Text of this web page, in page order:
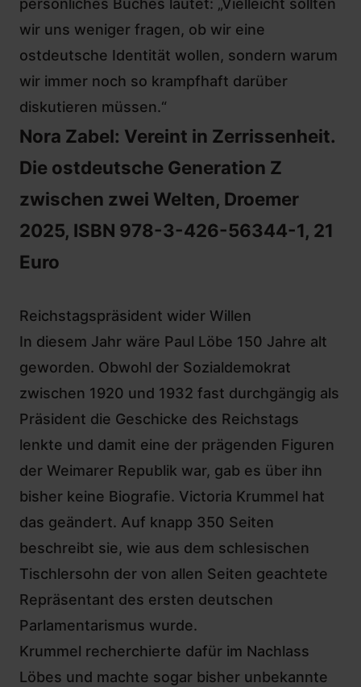
wir uns weniger fragen, ob wir eine
ostdeutsche Identität wollen, sondern warum
wir immer noch so krampfhaft darüber
diskutieren müssen.“
Nora Zabel: Vereint in Zerrissenheit.
Die ostdeutsche Generation Z
zwischen zwei Welten, Droemer
2025, ISBN 978-3-426-56344-1, 21
Euro
Reichstagspräsident wider Willen
In diesem Jahr wäre Paul Löbe 150 Jahre alt
geworden. Obwohl der Sozialdemokrat
zwischen 1920 und 1932 fast durchgängig als
Präsident die Geschicke des Reichstags
lenkte und damit eine der prägenden Figuren
der Weimarer Republik war, gab es über ihn
bisher keine Biografie. Victoria Krummel hat
das geändert. Auf knapp 350 Seiten
beschreibt sie, wie aus dem schlesischen
Tischlersohn der von allen Seiten geachtete
Repräsentant des ersten deutschen
Parlamentarismus wurde.
Krummel recherchierte dafür im Nachlass
Löbes und machte sogar bisher unbekannte